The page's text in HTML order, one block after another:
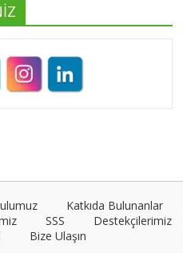
Katkıda Bulunanlar
SSS
Destekçilerimiz
Bize Ulaşın